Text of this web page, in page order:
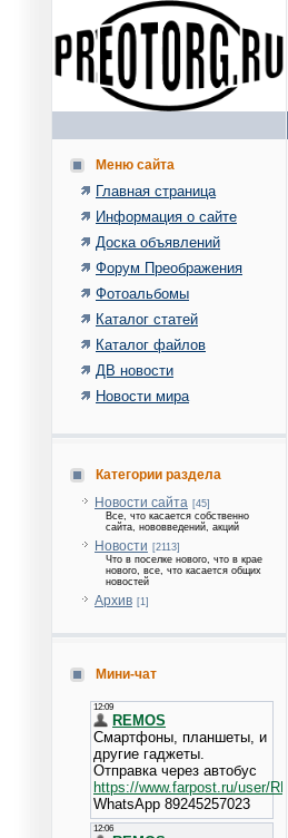
Меню сайта
Главная страница
Информация о сайте
Доска объявлений
Форум Преображения
Фотоальбомы
Каталог статей
Каталог файлов
ДВ новости
Новости мира
Категории раздела
Новости сайта [45]
Все, что касается собственно
сайта, нововведений, акций
Новости [2113]
Что в поселке нового, что в крае
нового, все, что касается общих
новостей
Архив [1]
Мини-чат